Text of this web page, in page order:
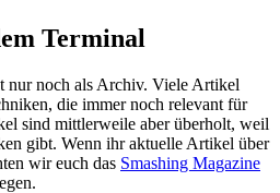
Terminal
nur noch als Archiv. Viele Artikel
die immer noch relevant für
sind mittlerweile aber überholt, weil
gibt. Wenn ihr aktuelle Artikel über
wir euch das Smashing Magazine